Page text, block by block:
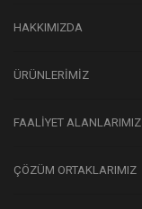
HAKKIMIZDA
ÜRÜNLERİMİZ
FAALİYET ALANLARIMIZ
ÇÖZÜM ORTAKLARIMIZ